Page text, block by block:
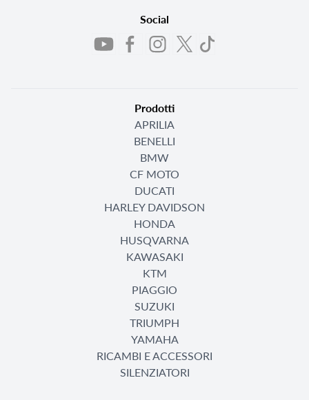
Social
Prodotti
APRILIA
BENELLI
BMW
CF MOTO
DUCATI
HARLEY DAVIDSON
HONDA
HUSQVARNA
KAWASAKI
KTM
PIAGGIO
SUZUKI
TRIUMPH
YAMAHA
RICAMBI E ACCESSORI
SILENZIATORI